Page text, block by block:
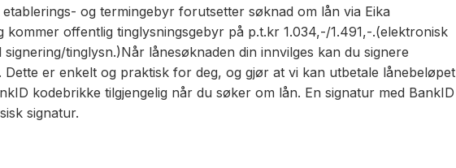
og termingebyr forutsetter søknad om lån via Eika
kommer offentlig tinglysningsgebyr på p.t.kr 1.034,-/1.491,-.(elektronisk
tinglysn.)Når lånesøknaden din innvilges kan du signere
Dette er enkelt og praktisk for deg, og gjør at vi kan utbetale lånebeløpet
kodebrikke tilgjengelig når du søker om lån. En signatur med BankID
signatur.